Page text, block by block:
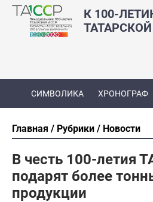
К 100-
СИМВОЛИКА ХРОНОГРАФ
Главная Рубрики Новости
В честь 100-летия
подарят более
продукции